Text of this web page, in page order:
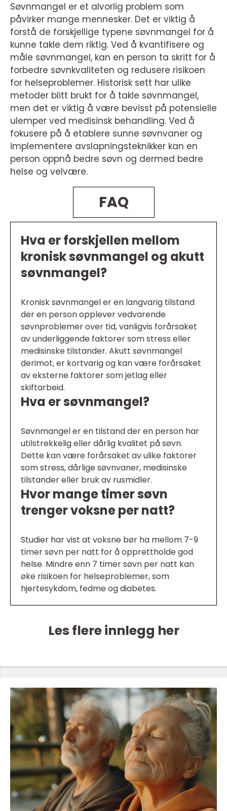
Søvnmangel er et alvorlig problem som
påvirker mange mennesker. Det er viktig å
forstå de forskjellige typene søvnmangel for å
kunne takle dem riktig. Ved å kvantifisere og
måle søvnmangel, kan en person ta skritt for å
forbedre søvnkvaliteten og redusere risikoen
for helseproblemer. Historisk sett har ulike
metoder blitt brukt for å takle søvnmangel,
men det er viktig å være bevisst på potensielle
ulemper ved medisinsk behandling. Ved å
fokusere på å etablere sunne søvnvaner og
implementere avslapningsteknikker kan en
person oppnå bedre søvn og dermed bedre
helse og velvære.
FAQ
Hva er forskjellen mellom
kronisk søvnmangel og akutt
søvnmangel?
Kronisk søvnmangel er en langvarig tilstand
der en person opplever vedvarende
søvnproblemer over tid, vanligvis forårsaket
av underliggende faktorer som stress eller
medisinske tilstander. Akutt søvnmangel
derimot, er kortvarig og kan være forårsaket
av eksterne faktorer som jetlag eller
skiftarbeid.
Hva er søvnmangel?
Søvnmangel er en tilstand der en person har
utilstrekkelig eller dårlig kvalitet på søvn.
Dette kan være forårsaket av ulike faktorer
som stress, dårlige søvnvaner, medisinske
tilstander eller bruk av rusmidler.
Hvor mange timer søvn
trenger voksne per natt?
Studier har vist at voksne bør ha mellom 7-9
timer søvn per natt for å opprettholde god
helse. Mindre enn 7 timer søvn per natt kan
øke risikoen for helseproblemer, som
hjertesykdom, fedme og diabetes.
Les flere innlegg her